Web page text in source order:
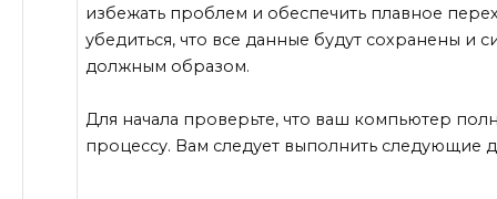
избежать проблем и обеспечить плавное
убедиться, что все данные будут сохранены и
должным образом.
Для начала проверьте, что ваш компьютер
процессу. Вам следует выполнить следующие